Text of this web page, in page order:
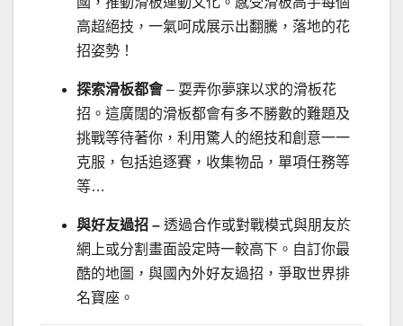
高超絕技，一氣呵成展示出翻騰，落地的花
招姿勢！
探索滑板都會 – 耍弄你夢寐以求的滑板花
招。這廣闊的滑板都會有多不勝數的難題及
挑戰等待著你，利用驚人的絕技和創意一一
克服，包括追逐賽，收集物品，單項任務等
等…
與好友過招 – 透過合作或對戰模式與朋友於
網上或分割畫面設定時一較高下。自訂你最
酷的地圖，與國內外好友過招，爭取世界排
名寶座。